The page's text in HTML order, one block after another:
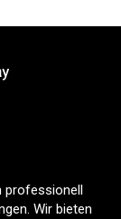
professionell
Wir bieten